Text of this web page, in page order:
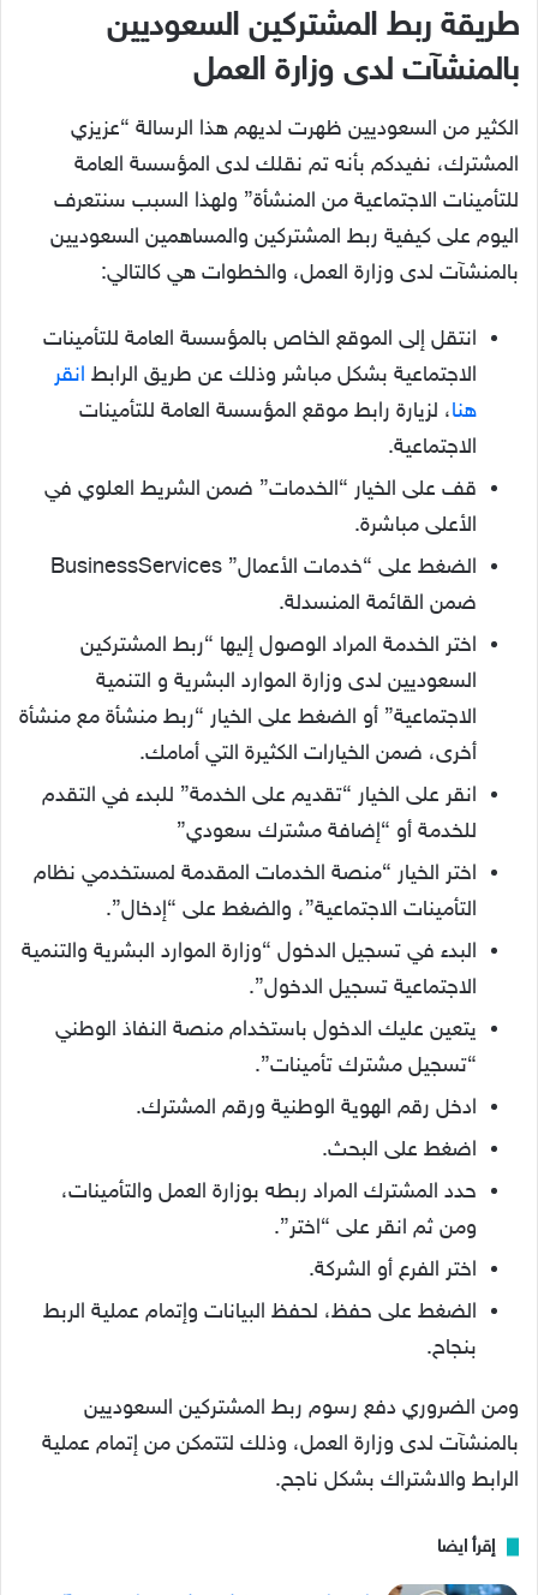
طريقة ربط المشتركين السعوديين
بالمنشآت لدى وزارة العمل
الكثير من السعوديين ظهرت لديهم هذا الرسالة “عزيزي
المشترك، نفيدكم بأنه تم نقلك لدى المؤسسة العامة
للتأمينات الاجتماعية من المنشأة” ولهذا السبب سنتعرف
اليوم على كيفية ربط المشتركين والمساهمين السعوديين
بالمنشآت لدى وزارة العمل، والخطوات هي كالتالي:
انتقل إلى الموقع الخاص بالمؤسسة العامة للتأمينات
الاجتماعية بشكل مباشر وذلك عن طريق الرابط انقر
هنا، لزيارة رابط موقع المؤسسة العامة للتأمينات
الاجتماعية.
قف على الخيار “الخدمات” ضمن الشريط العلوي في
الأعلى مباشرة.
الضغط على “خدمات الأعمال” BusinessServices
ضمن القائمة المنسدلة.
اختر الخدمة المراد الوصول إليها “ربط المشتركين
السعوديين لدى وزارة الموارد البشرية و التنمية
الاجتماعية” أو الضغط على الخيار “ربط منشأة مع منشأة
أخرى، ضمن الخيارات الكثيرة التي أمامك.
انقر على الخيار “تقديم على الخدمة” للبدء في التقدم
للخدمة أو “إضافة مشترك سعودي”
اختر الخيار “منصة الخدمات المقدمة لمستخدمي نظام
التأمينات الاجتماعية”، والضغط على “إدخال”.
البدء في تسجيل الدخول “وزارة الموارد البشرية والتنمية
الاجتماعية تسجيل الدخول”.
يتعين عليك الدخول باستخدام منصة النفاذ الوطني
“تسجيل مشترك تأمينات”.
ادخل رقم الهوية الوطنية ورقم المشترك.
اضغط على البحث.
حدد المشترك المراد ربطه بوزارة العمل والتأمينات،
ومن ثم انقر على “اختر”.
اختر الفرع أو الشركة.
الضغط على حفظ، لحفظ البيانات وإتمام عملية الربط
بنجاح.
ومن الضروري دفع رسوم ربط المشتركين السعوديين
بالمنشآت لدى وزارة العمل، وذلك لتتمكن من إتمام عملية
الرابط والاشتراك بشكل ناجح.
إقرأ ايضا